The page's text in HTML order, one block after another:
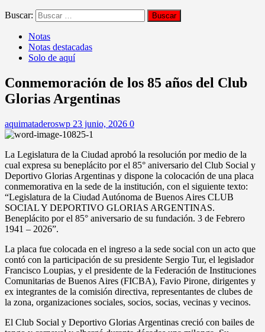
Buscar:
Notas
Notas destacadas
Solo de aquí
Conmemoración de los 85 años del Club
Glorias Argentinas
aquimataderoswp 23 junio, 2026 0
La Legislatura de la Ciudad aprobó la resolución por medio de la
cual expresa su beneplácito por el 85° aniversario del Club Social y
Deportivo Glorias Argentinas y dispone la colocación de una placa
conmemorativa en la sede de la institución, con el siguiente texto:
“Legislatura de la Ciudad Autónoma de Buenos Aires CLUB
SOCIAL Y DEPORTIVO GLORIAS ARGENTINAS.
Beneplácito por el 85° aniversario de su fundación. 3 de Febrero
1941 – 2026”.
La placa fue colocada en el ingreso a la sede social con un acto que
contó con la participación de su presidente Sergio Tur, el legislador
Francisco Loupias, y el presidente de la Federación de Instituciones
Comunitarias de Buenos Aires (FICBA), Favio Pirone, dirigentes y
ex integrantes de la comisión directiva, representantes de clubes de
la zona, organizaciones sociales, socios, socias, vecinas y vecinos.
El Club Social y Deportivo Glorias Argentinas creció con bailes de